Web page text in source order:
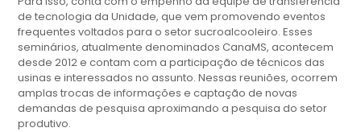
de tecnologia da Unidade, que vem promovendo eventos
frequentes voltados para o setor sucroalcooleiro. Esses
seminários, atualmente denominados CanaMS, acontecem
desde 2012 e contam com a participação de técnicos das
usinas e interessados no assunto. Nessas reuniões, ocorrem
amplas trocas de informações e captação de novas
demandas de pesquisa aproximando a pesquisa do setor
produtivo.